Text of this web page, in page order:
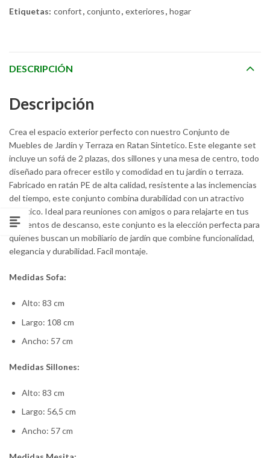
Etiquetas: confort, conjunto, exteriores, hogar
DESCRIPCIÓN
Descripción
Crea el espacio exterior perfecto con nuestro Conjunto de
Muebles de Jardín y Terraza en Ratan Sintetico. Este elegante set
incluye un sofá de 2 plazas, dos sillones y una mesa de centro, todo
diseñado para ofrecer estilo y comodidad en tu jardín o terraza.
Fabricado en ratán PE de alta calidad, resistente a las inclemencias
del tiempo, este conjunto combina durabilidad con un atractivo
estético. Ideal para reuniones con amigos o para relajarte en tus
momentos de descanso, este conjunto es la elección perfecta para
quienes buscan un mobiliario de jardín que combine funcionalidad,
elegancia y durabilidad. Facil montaje.
Medidas Sofa:
Alto: 83 cm
Largo: 108 cm
Ancho: 57 cm
Medidas Sillones:
Alto: 83 cm
Largo: 56,5 cm
Ancho: 57 cm